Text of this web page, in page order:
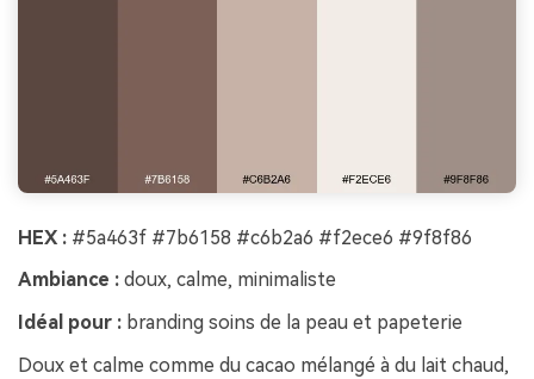
HEX : #5a463f #7b6158 #c6b2a6 #f2ece6 #9f8f86
Ambiance : doux, calme, minimaliste
Idéal pour : branding soins de la peau et papeterie
Doux et calme comme du cacao mélangé à du lait chaud,